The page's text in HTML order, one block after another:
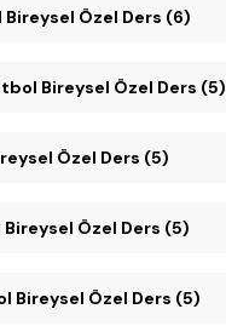
Bireysel Özel Ders (6)
Bireysel Özel Ders (5)
Özel Ders (5)
Özel Ders (5)
Bireysel Özel Ders (5)